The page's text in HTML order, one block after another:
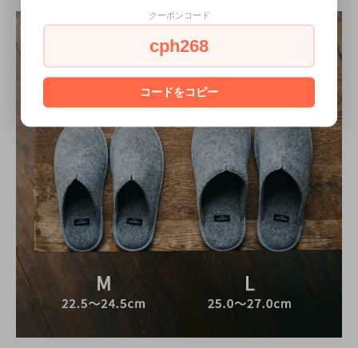
クーポンコード
cph268
コードをコピー